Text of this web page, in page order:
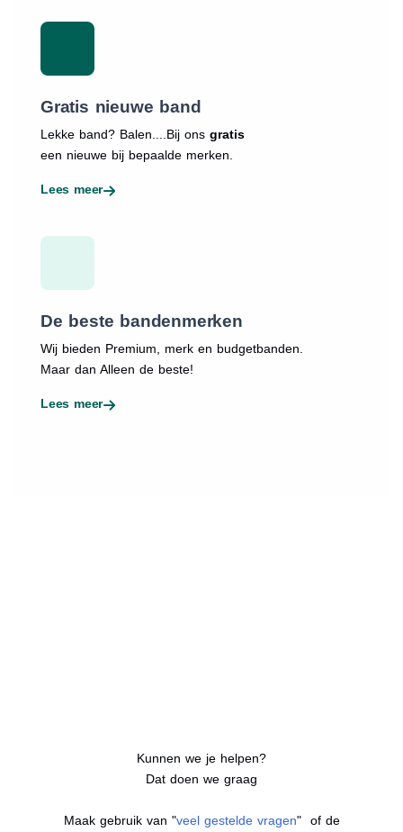
Gratis nieuwe band
Lekke band? Balen....Bij ons gratis
een nieuwe bij bepaalde merken.
Lees meer
De beste bandenmerken
Wij bieden Premium, merk en budgetbanden.
Maar dan Alleen de beste!
Lees meer
Kunnen we je helpen?
Dat doen we graag
Maak gebruik van "veel gestelde vragen" of de